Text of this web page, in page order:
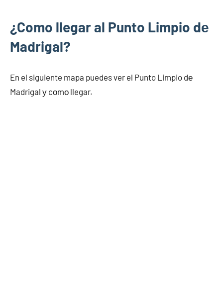
¿Como llegar al Punto Limpio dе
Madrigal?
En el siguiente mapa puedes ver el Punto Limpio dе
Madrigal у cοmο llegar.